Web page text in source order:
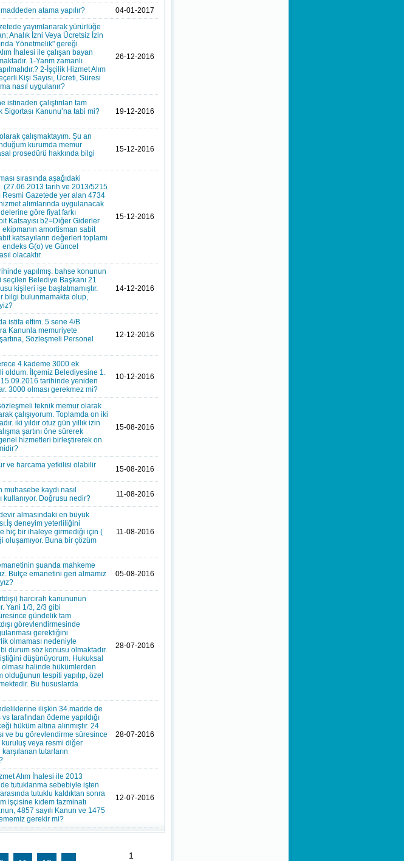
atama yapılır?
04-01-2017
yayımlanarak yürürlüğe
Analık İzni Veya Ücretsiz İzin
Yönetmelik" gereği
İhalesi ile çalışan bayan
1-Yarım zamanlı
2-İşçilik Hizmet Alım
Sayısı, Ücreti, Süresi
nasıl uygulanır?
26-12-2016
istinaden çalıştırılan tam
Sigortası Kanunu’na tabi mi?
19-12-2016
çalışmaktayım. Şu an
kurumda memur
prosedürü hakkında bilgi
15-12-2016
sırasında aşağıdaki
(27.06.2013 tarih ve 2013/5215
Resmi Gazetede yer alan 4734
alımlarında uygulanacak
göre fiyat farkı
Katsayısı b2=Diğer Giderler
ekipmanın amortisman sabit
katsayıların değerleri toplamı
G(o) ve Güncel
olacaktır.
15-12-2016
yapılmış. bahse konunun
Belediye Başkanı 21
kişileri işe başlatmamıştır.
bilgi bulunmamakta olup,
14-12-2016
istifa ettim. 5 sene 4/B
Kanunla memuriyete
Sözleşmeli Personel
12-12-2016
4.kademe 3000 ek
oldum. İlçemiz Belediyesine 1.
tarihinde yeniden
3000 olması gerekmez mi?
10-12-2016
teknik memur olarak
çalışıyorum. Toplamda on iki
iki yıldır otuz gün yıllık izin
şartını öne sürerek
hizmetleri birleştirerek on
15-08-2016
ve harcama yetkilisi olabilir
15-08-2016
muhasebe kaydı nasıl
kullanıyor. Doğrusu nedir?
11-08-2016
almasındaki en büyük
deneyim yeterliliğini
hiç bir ihaleye girmediği için (
oluşamıyor. Buna bir çözüm
11-08-2016
şuanda mahkeme
Bütçe emanetini geri almamız
05-08-2016
harcırah kanununun
Yani 1/3, 2/3 gibi
gündelik tam
görevlendirmesinde
gerektiğini
olmaması nedeniyle
durum söz konusu olmaktadır.
düşünüyorum. Hukuksal
halinde hükümlerden
tespiti yapılıp, özel
Bu hususlarda
28-07-2016
ilişkin 34.madde de
tarafından ödeme yapıldığı
hüküm altına alınmıştır. 24
ve bu görevlendirme süresince
kuruluş veya resmi diğer
karşılanan tutarların
28-07-2016
Alım İhalesi ile 2013
tutuklanma sebebiyle işten
tutuklu kaldıktan sonra
işçisine kıdem tazminatı
4857 sayılı Kanun ve 1475
gerekir mi?
12-07-2016
1